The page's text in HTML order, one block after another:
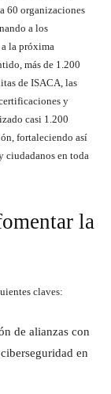
60 organizaciones
a los
la próxima
más de 1.200
de ISACA, las
y
casi 1.200
fortaleciendo así
ciudadanos en toda
la
claves:
de alianzas con
en